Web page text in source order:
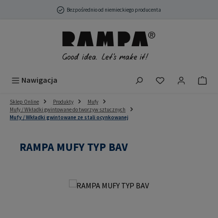
Przejdź do głównej zawartościBezpośrednio od niemieckiego producenta
Nawigacja Masz 0
Sklep Online Produkty
Mufy
Mufy / Wkładki gwintowane do tworzyw sztucznych
Mufy / Wkładki gwintowane ze stali ocynkowanej
RAMPA MUFY TYP BAV
Pomiń galerię zdjęć